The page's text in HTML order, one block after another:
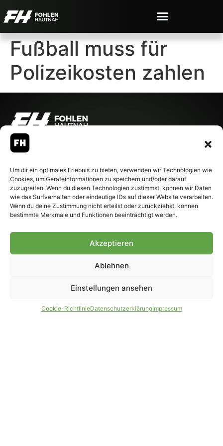
Um dir ein optimales Erlebnis zu bieten, verwenden wir Technologien wie
Cookies, um Geräteinformationen zu speichern und/oder darauf
zuzugreifen. Wenn du diesen Technologien zustimmst, können wir Daten
wie das Surfverhalten oder eindeutige IDs auf dieser Website verarbeiten.
Wenn du deine Zustimmung nicht erteilst oder zurückziehst, können
bestimmte Merkmale und Funktionen beeinträchtigt werden.
Akzeptieren
Ablehnen
Einstellungen ansehen
Cookie-RichtlinieDatenschutzerklärungImpressum
Fußball muss für
Polizeikosten zahlen
© 2007-2026 Fohlen-Hautnah.de
– Alle rechte vorbehalten.
offiziell eingetragenes Magazin
bei der Deutschen
Nationalbibliothek (ISSN 1868-
8233). Nachdruck und
Weiterverarbeitung, auch
auszugsweise, nur mit
PARTNER WERDEN
AGB